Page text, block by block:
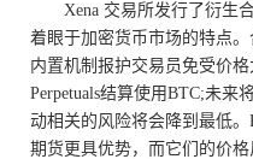
Xena 交易所发行了衍生
着眼于加密货币市场的特点
内置机制报护交易员免受价
Perpetuals结算使用BTC;未来
动相关的风险将会降到最低。
期货更具优势，而它们的价格